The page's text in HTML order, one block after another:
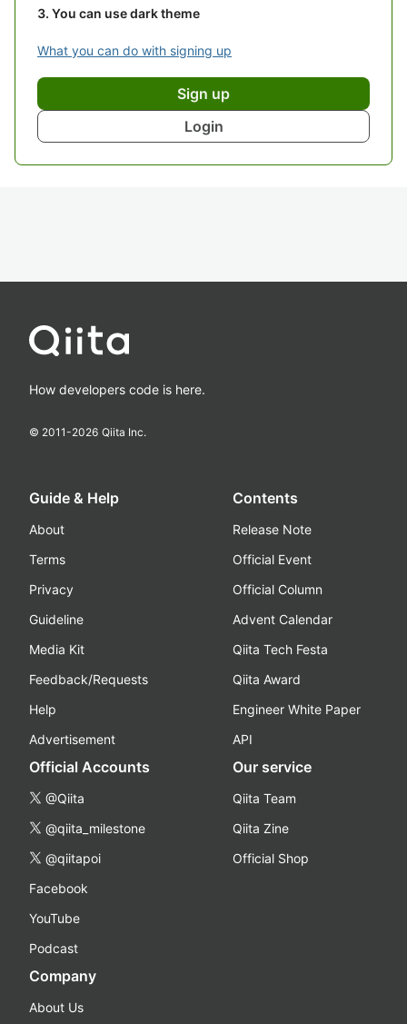
You can use dark theme
What you can do with signing up
Sign up
Login
How developers code is here.
© 2011-2026 Qiita Inc.
Guide & Help
About
Terms
Privacy
Guideline
Media Kit
Feedback/Requests
Help
Advertisement
Contents
Release Note
Official Event
Official Column
Advent Calendar
Qiita Tech Festa
Qiita Award
Engineer White Paper
API
Official Accounts
@Qiita
@qiita_milestone
@qiitapoi
Facebook
YouTube
Podcast
Our service
Qiita Team
Qiita Zine
Official Shop
Company
About Us